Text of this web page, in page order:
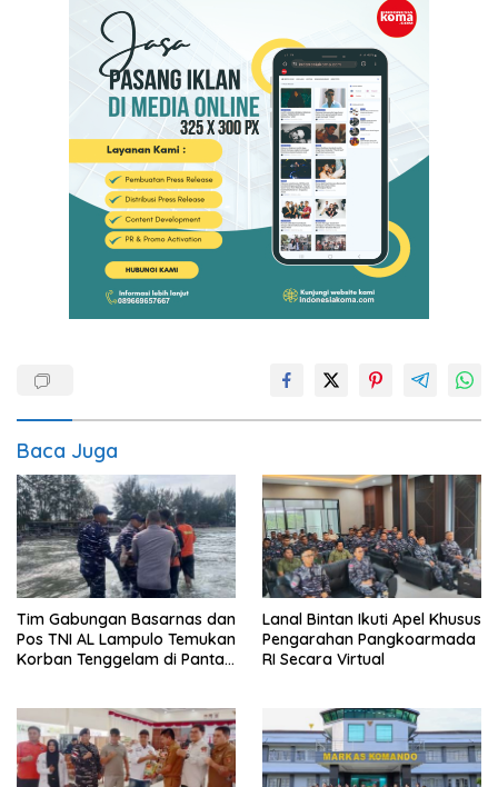
Baca Juga
Tim Gabungan Basarnas dan
Pos TNI AL Lampulo Temukan
Korban Tenggelam di Pantai
Lanal Bintan Ikuti Apel Khusus
Pengarahan Pangkoarmada
RI Secara Virtual